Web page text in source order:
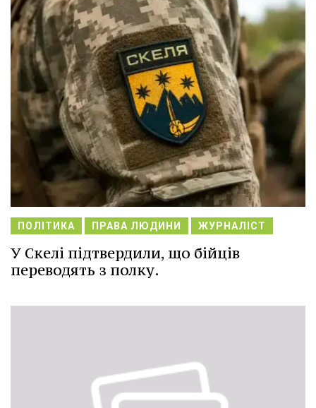
ПОЛІТИКА ПРАВА ЛЮДИНИ ЖУРНАЛІСТ
У Скелі підтвердили, що бійців
переводять з полку.